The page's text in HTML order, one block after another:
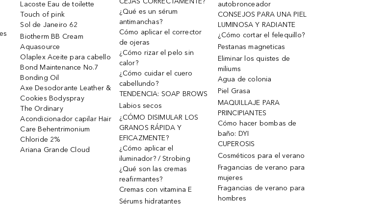
Lacoste Eau de toilette
Touch of pink
Sol de Janeiro 62
Biotherm BB Cream
Aquasource
Olaplex Aceite para cabello
Bond Maintenance No.7
Bonding Oil
Axe Desodorante Leather &
Cookies Bodyspray
The Ordinary
Acondicionador capilar Hair
Care Behentrimonium
Chloride 2%
Ariana Grande Cloud
¿Qué es un sérum
antimanchas?
Cómo aplicar el corrector
de ojeras
¿Cómo rizar el pelo sin
calor?
¿Cómo cuidar el cuero
cabellundo?
TENDENCIA: SOAP BROWS
Labios secos
¿CÓMO DISIMULAR LOS
GRANOS RÁPIDA Y
EFICAZMENTE?
¿Cómo aplicar el
iluminador? / Strobing
¿Qué son las cremas
reafirmantes?
Cremas con vitamina E
Sérums hidratantes
autobronceador
CONSEJOS PARA UNA PIEL
LUMINOSA Y RADIANTE
¿Cómo cortar el felequillo?
Pestanas magneticas
Eliminar los quistes de
miliums
Agua de colonia
Piel Grasa
MAQUILLAJE PARA
PRINCIPIANTES
Cómo hacer bombas de
baño: DYI
CUPEROSIS
Cosméticos para el verano
Fragancias de verano para
mujeres
Fragancias de verano para
hombres